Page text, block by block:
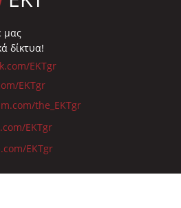
μας
δίκτυα!
EKTgr
EKTgr
the_EKTgr
EKTgr
EKTgr